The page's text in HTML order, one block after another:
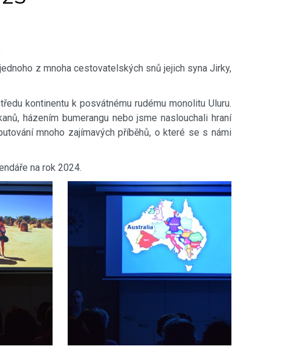
z mnoha cestovatelských snů jejich syna Jirky,
kontinentu k posvátnému rudému monolitu Uluru.
házením bumerangu nebo jsme naslouchali hraní
mnoho zajímavých příběhů, o které se s námi
na rok 2024.